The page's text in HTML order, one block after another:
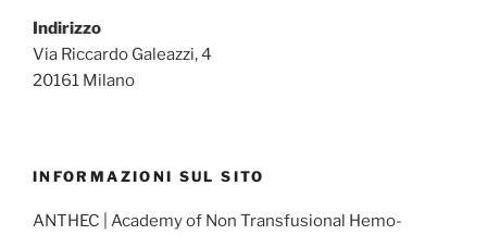
Indirizzo
Via Riccardo Galeazzi, 4
20161 Milano
INFORMAZIONI SUL SITO
ANTHEC | Academy of Non Transfusional Hemo-